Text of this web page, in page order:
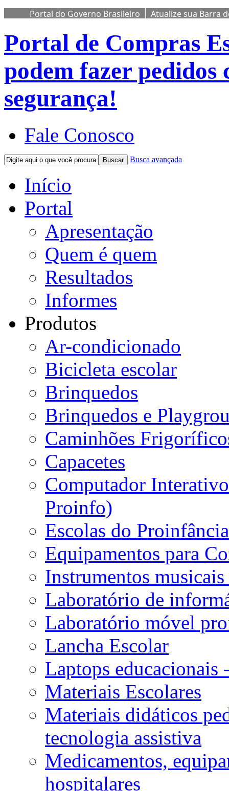
Portal do Governo Brasileiro Atualize sua Barra
Portal de Compras
podem fazer pedidos
segurança!
Fale Conosco
Buscar Busca avançada
Início
Portal
Apresentação
Quem é quem
Resultados
Informes
Produtos
Ar-condicionado
Bicicleta escolar
Brinquedos
Brinquedos e
Caminhões
Capacetes
Computador
Proinfo)
Escolas do
Equipamentos para
Instrumentos
Laboratório de
Laboratório móvel
Lancha Escolar
Laptops educacionais
Materiais Escolares
Materiais didáticos
tecnologia assistiva
Medicamentos,
hospitalares